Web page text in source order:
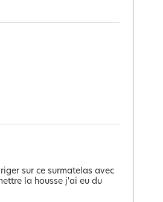
sur ce surmatelas avec
la housse j'ai eu du